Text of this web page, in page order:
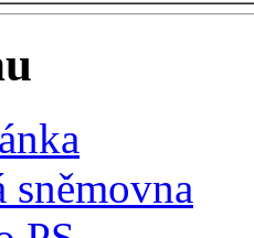
sněmovna